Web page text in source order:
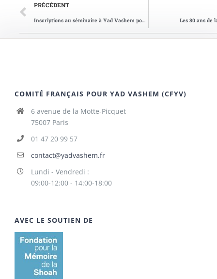
PRÉCÉDENT
Inscriptions au séminaire à Yad Vashem pour enseignants Les 80 ans de
COMITÉ FRANÇAIS POUR YAD VASHEM (CFYV)
6 avenue de la Motte-Picquet
75007 Paris
01 47 20 99 57
contact@yadvashem.fr
Lundi - Vendredi :
09:00-12:00 - 14:00-18:00
AVEC LE SOUTIEN DE